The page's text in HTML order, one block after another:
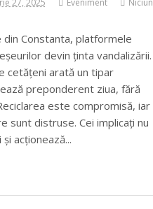
27, 2025 Eveniment
Niciun
Constanta, platformele
devin ținta vandalizării.
cetățeni arată un tipar
preponderent ziua, fără
este compromisă, iar
sunt distruse. Cei implicați nu
acționează...